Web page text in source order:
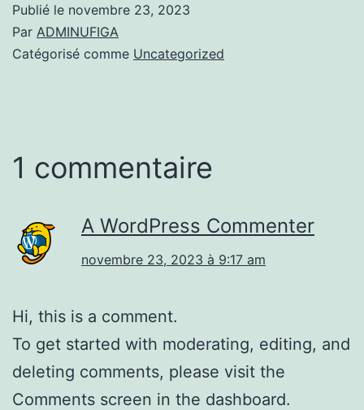
Publié le novembre 23, 2023
Par ADMINUFIGA
Catégorisé comme Uncategorized
1 commentaire
A WordPress Commenter
novembre 23, 2023 à 9:17 am
Hi, this is a comment.
To get started with moderating, editing, and
deleting comments, please visit the
Comments screen in the dashboard.